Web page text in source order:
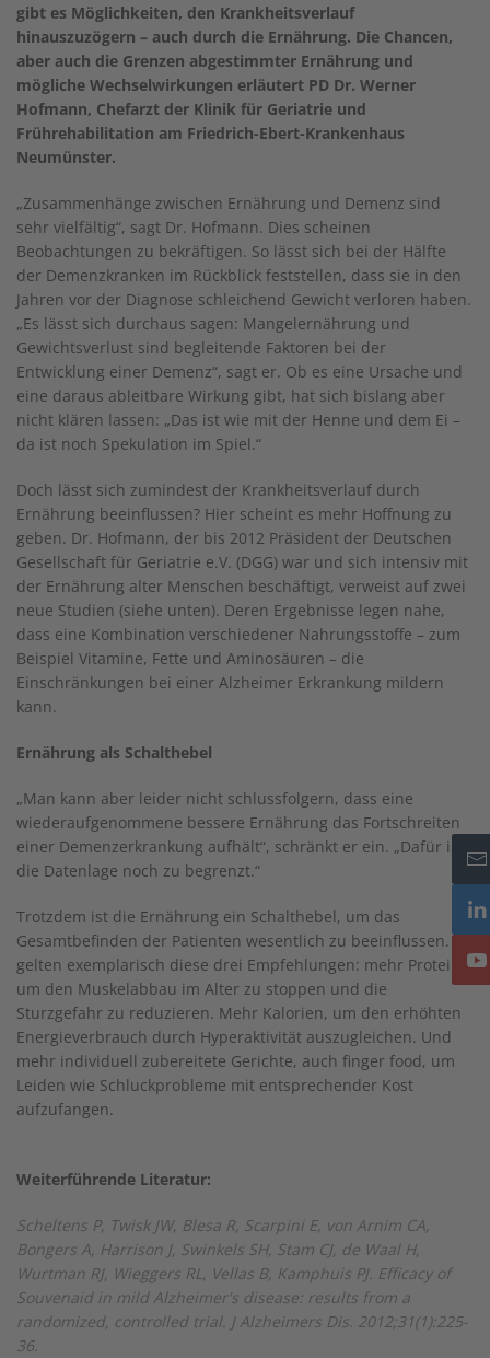
gibt es Möglichkeiten, den Krankheitsverlauf
hinauszuzögern – auch durch die Ernährung. Die Chancen,
aber auch die Grenzen abgestimmter Ernährung und
mögliche Wechselwirkungen erläutert PD Dr. Werner
Hofmann, Chefarzt der Klinik für Geriatrie und
Frührehabilitation am Friedrich-Ebert-Krankenhaus
Neumünster.
„Zusammenhänge zwischen Ernährung und Demenz sind
sehr vielfältig“, sagt Dr. Hofmann. Dies scheinen
Beobachtungen zu bekräftigen. So lässt sich bei der Hälfte
der Demenzkranken im Rückblick feststellen, dass sie in den
Jahren vor der Diagnose schleichend Gewicht verloren haben.
„Es lässt sich durchaus sagen: Mangelernährung und
Gewichtsverlust sind begleitende Faktoren bei der
Entwicklung einer Demenz“, sagt er. Ob es eine Ursache und
eine daraus ableitbare Wirkung gibt, hat sich bislang aber
nicht klären lassen: „Das ist wie mit der Henne und dem Ei –
da ist noch Spekulation im Spiel.“
Doch lässt sich zumindest der Krankheitsverlauf durch
Ernährung beeinflussen? Hier scheint es mehr Hoffnung zu
geben. Dr. Hofmann, der bis 2012 Präsident der Deutschen
Gesellschaft für Geriatrie e.V. (DGG) war und sich intensiv mit
der Ernährung alter Menschen beschäftigt, verweist auf zwei
neue Studien (siehe unten). Deren Ergebnisse legen nahe,
dass eine Kombination verschiedener Nahrungsstoffe – zum
Beispiel Vitamine, Fette und Aminosäuren – die
Einschränkungen bei einer Alzheimer Erkrankung mildern
kann.
Ernährung als Schalthebel
„Man kann aber leider nicht schlussfolgern, dass eine
wiederaufgenommene bessere Ernährung das Fortschreiten
einer Demenzerkrankung aufhält“, schränkt er ein. „Dafür ist
die Datenlage noch zu begrenzt.“
Trotzdem ist die Ernährung ein Schalthebel, um das
Gesamtbefinden der Patienten wesentlich zu beeinflussen. So
gelten exemplarisch diese drei Empfehlungen: mehr Proteine,
um den Muskelabbau im Alter zu stoppen und die
Sturzgefahr zu reduzieren. Mehr Kalorien, um den erhöhten
Energieverbrauch durch Hyperaktivität auszugleichen. Und
mehr individuell zubereitete Gerichte, auch finger food, um
Leiden wie Schluckprobleme mit entsprechender Kost
aufzufangen.
Weiterführende Literatur:
Scheltens P, Twisk JW, Blesa R, Scarpini E, von Arnim CA,
Bongers A, Harrison J, Swinkels SH, Stam CJ, de Waal H,
Wurtman RJ, Wieggers RL, Vellas B, Kamphuis PJ. Efficacy of
Souvenaid in mild Alzheimer's disease: results from a
randomized, controlled trial. J Alzheimers Dis. 2012;31(1):225-
36.